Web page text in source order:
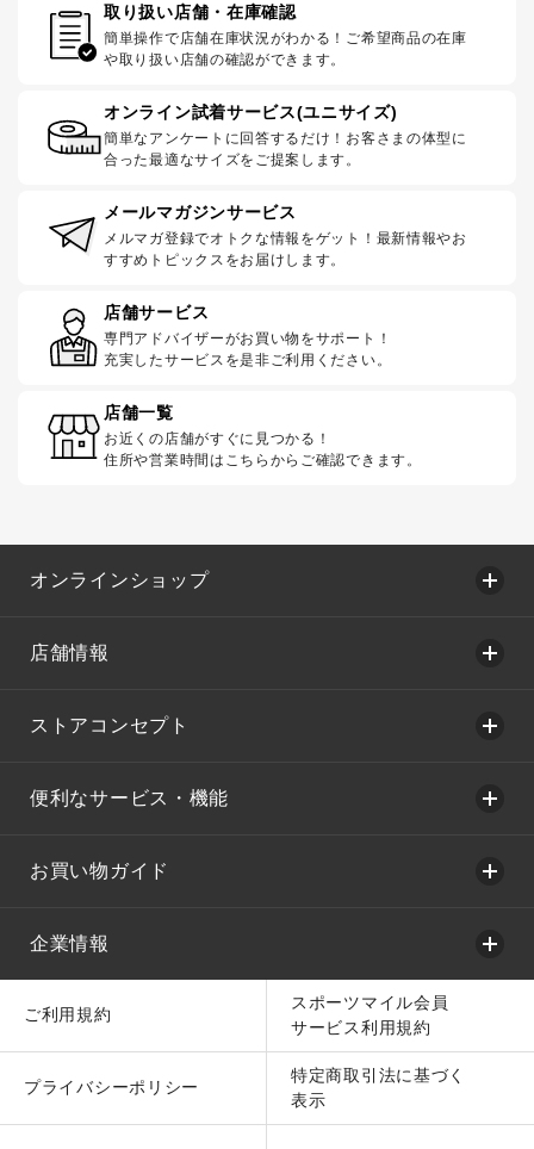
取り扱い店舗・在庫確認
簡単操作で店舗在庫状況がわかる！ご希望商品の在庫
や取り扱い店舗の確認ができます。
オンライン試着サービス(ユニサイズ)
簡単なアンケートに回答するだけ！お客さまの体型に
合った最適なサイズをご提案します。
メールマガジンサービス
メルマガ登録でオトクな情報をゲット！最新情報やお
すすめトピックスをお届けします。
店舗サービス
専門アドバイザーがお買い物をサポート！
充実したサービスを是非ご利用ください。
店舗一覧
お近くの店舗がすぐに見つかる！
住所や営業時間はこちらからご確認できます。
オンラインショップ
店舗情報
ストアコンセプト
便利なサービス・機能
お買い物ガイド
企業情報
ご利用規約
スポーツマイル会員
サービス利用規約
プライバシーポリシー
特定商取引法に基づく
表示